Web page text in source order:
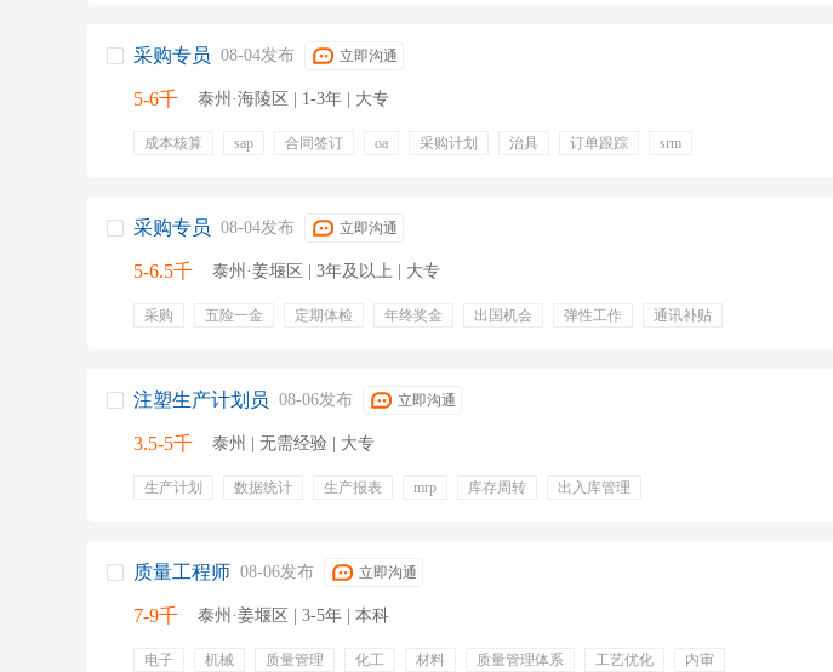
采购专员 08-04发布 立即沟通
5-6千 泰州·海陵区 | 1-3年 | 大专
成本核算 sap 合同签订 oa 采购计划 治具 订单跟踪
srm
采购专员 08-04发布 立即沟通
5-6.5千 泰州·姜堰区 | 3年及以上 | 大专
采购 五险一金 定期体检 年终奖金 出国机会 弹性工作
通讯补贴
注塑生产计划员 08-06发布 立即沟通
3.5-5千 泰州 | 无需经验 | 大专
生产计划 数据统计 生产报表 mrp 库存周转
出入库管理
质量工程师 08-06发布 立即沟通
7-9千 泰州·姜堰区 | 3-5年 | 本科
电子 机械 质量管理 化工 材料 质量管理体系 工艺优化
内审